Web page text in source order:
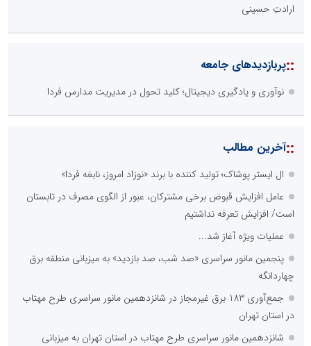
ارادتِ حسینی
::پربازدیدهای جامعه
نوآوری و یادگیری دیجیتال؛ کلید تحول در مدیریت مدارس فردا
::آخرین مطالب
ال ایستر پوشاک؛ تولید کننده با برند «نوزاد امروز، نابغه فردا»
عامل افزایش قبوض برخی مشترکان، عبور از الگوی مصرف در تابستان
است/ افزایش تعرفه نداشتیم
عملیات ویژه آغاز شد...
پنجمین مانور سراسری «صد شب، صد بازدید» به میزبانی منطقه برق
چهاردانگه
جمع‌آوری 183 برق غیرمجاز در شانزدهمین مانور سراسری طرح مهتاب
در استان تهران
شانزدهمین مانور سراسری طرح مهتاب در استان تهران به میزبانی